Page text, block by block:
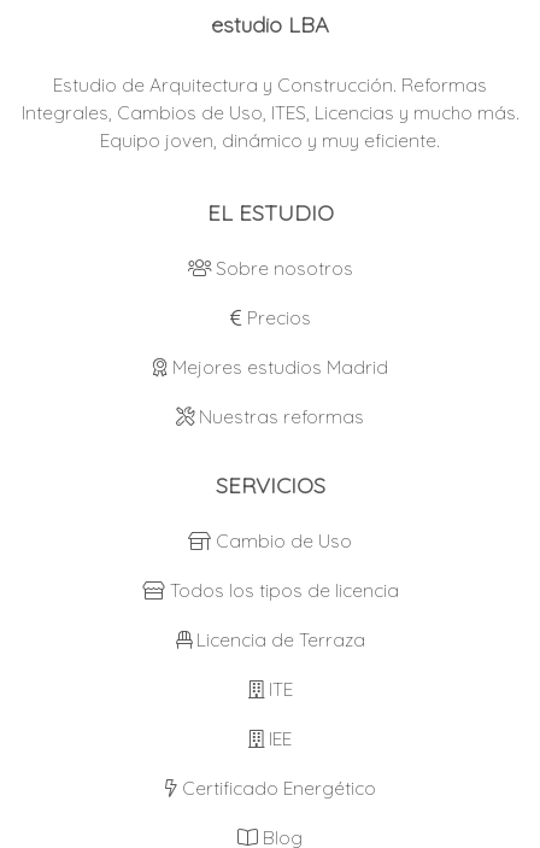
estudio LBA
Estudio de Arquitectura y Construcción. Reformas
Integrales, Cambios de Uso, ITES, Licencias y mucho más.
Equipo joven, dinámico y muy eficiente.
EL ESTUDIO
Sobre nosotros
Precios
Mejores estudios Madrid
Nuestras reformas
SERVICIOS
Cambio de Uso
Todos los tipos de licencia
Licencia de Terraza
ITE
IEE
Certificado Energético
Blog